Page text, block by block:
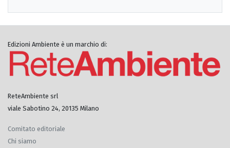
Edizioni Ambiente è un marchio di:
ReteAmbiente srl
viale Sabotino 24, 20135 Milano
Comitato editoriale
Chi siamo